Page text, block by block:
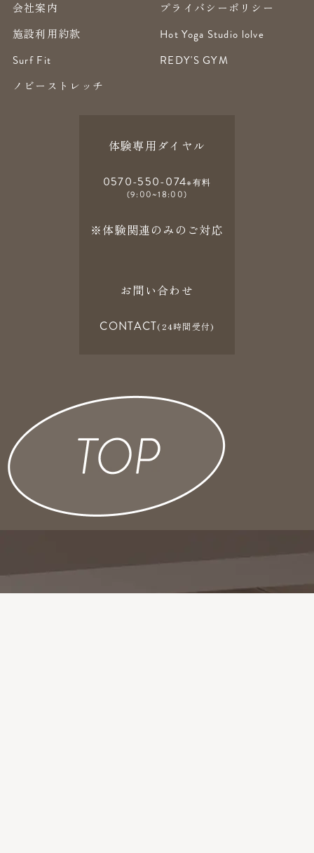
会社案内
プライバシーポリシー
施設利用約款
Hot Yoga Studio lolve
Surf Fit
REDY'S GYM
ノビーストレッチ
体験専用ダイヤル
0570-550-074※有料
(9:00~18:00)
※体験関連のみのご対応
お問い合わせ
CONTACT(24時間受付)